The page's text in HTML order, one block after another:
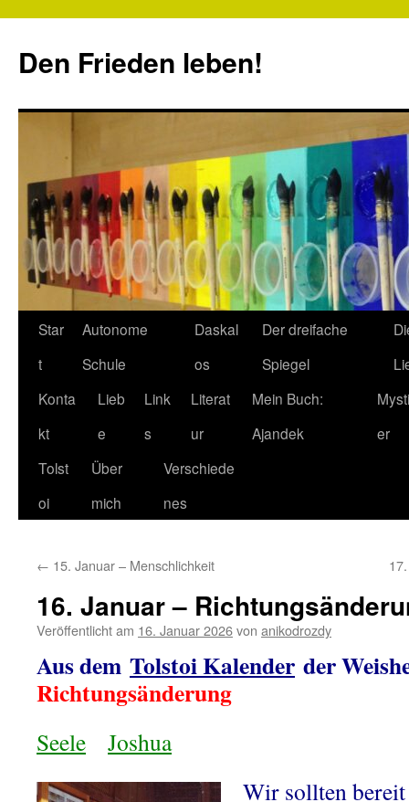
springen
Den Frieden leben!
Star
t
Autonome
Schule
Daskal
os
Der dreifache
Spiegel
Konta
kt
Lieb
e
Link
s
Literat
ur
Mein Buch:
Ajandek
er
Tolst
oi
Über
mich
Verschiede
nes
← 15. Januar – Menschlichkeit
16. Januar –
Veröffentlicht am 16. Januar 2026von anikodrozdy
Aus dem Tolstoi Kalender der
Richtungsänderung
Seele
Joshua
Wir sollten